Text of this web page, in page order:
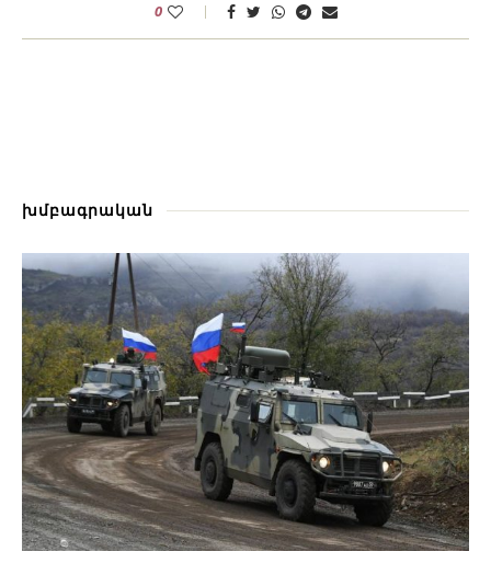
0
խմբագրական